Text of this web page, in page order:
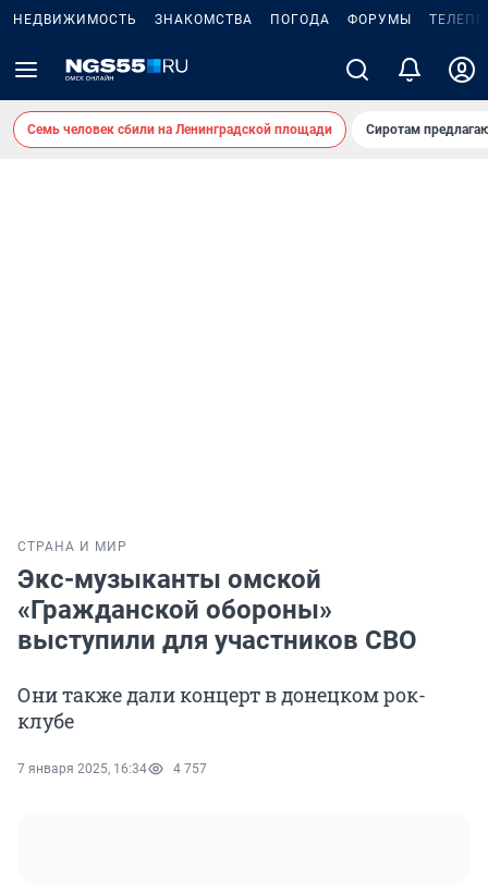
НЕДВИЖИМОСТЬ ЗНАКОМСТВА ПОГОДА ФОРУМЫ
Семь человек сбили на Ленинградской площади Сиротам
СТРАНА И МИР
Экс-музыканты омской
«Гражданской обороны»
выступили для участников СВО
Они также дали концерт в донецком рок-
клубе
7 января 2025, 16:34 4 757